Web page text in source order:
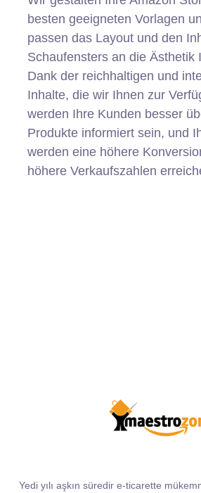
besten geeigneten Vorlagen
passen das Layout und den
Schaufensters an die Ästhetik
Dank der reichhaltigen und
Inhalte, die wir Ihnen zur
werden Ihre Kunden besser
Produkte informiert sein, und
werden eine höhere
höhere Verkaufszahlen
Yedi yılı aşkın süredir e-ticarette